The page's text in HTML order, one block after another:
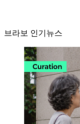
브라보 인기뉴스